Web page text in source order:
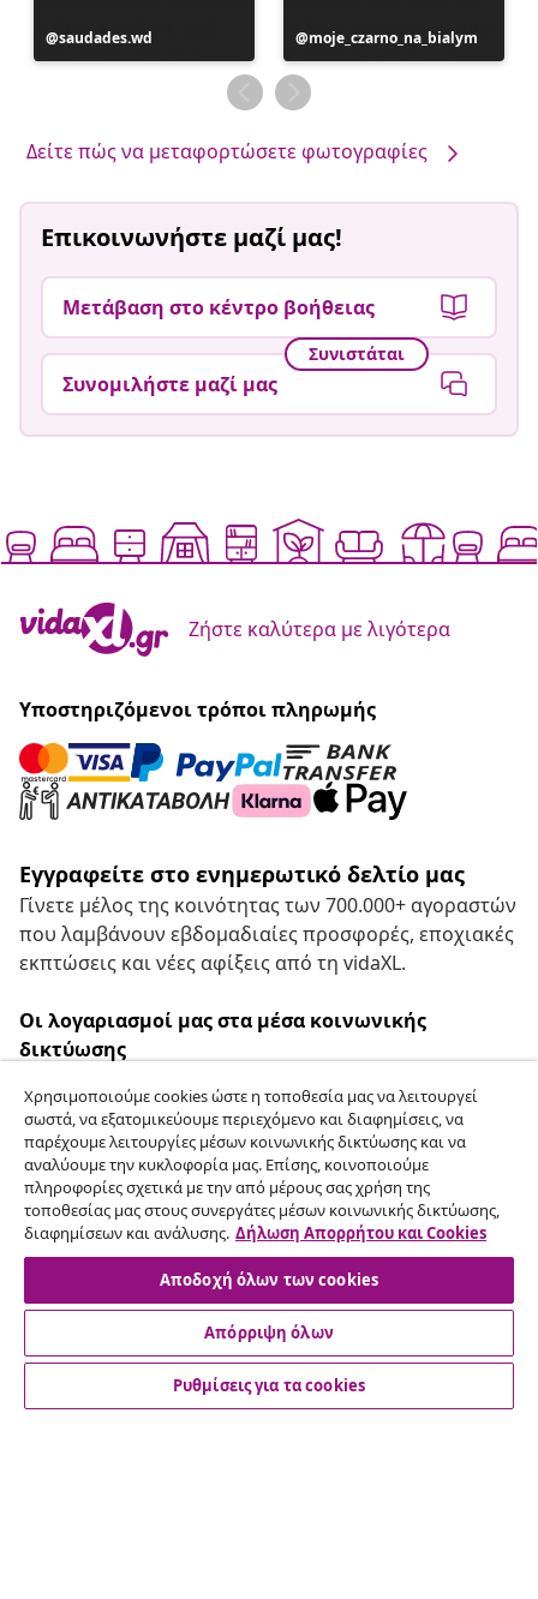
Η
ανάρτηση
saudades.wd
Η
ανάρτηση
δημοσιεύθηκε
από
moje_czarno_na_bialym
Δείτε πώς να μεταφορτώσετε φωτογραφίες
Επικοινωνήστε μαζί μας!
Μετάβαση στο κέντρο βοήθειας
Συνιστάται
Συνομιλήστε μαζί μας
Ζήστε καλύτερα με λιγότερα
Υποστηριζόμενοι τρόποι πληρωμής
Εγγραφείτε στο ενημερωτικό δελτίο μας
Γίνετε μέλος της κοινότητας των 700.000+ αγοραστών
που λαμβάνουν εβδομαδιαίες προσφορές, εποχιακές
εκπτώσεις και νέες αφίξεις από τη vidaXL.
Οι λογαριασμοί μας στα μέσα κοινωνικής
δικτύωσης
Υπαναχώρηση από τη σύμβαση
Υποβάλετε αίτημα υπαναχώρησης για την
παραγγελία σας.
Υπαναχώρηση από τη σύμβαση
Εξυπηρέτηση πελατών
Χρησιμοποιούμε cookies ώστε η τοποθεσία μας να λειτουργεί
σωστά, να εξατομικεύουμε περιεχόμενο και διαφημίσεις, να
παρέχουμε λειτουργίες μέσων κοινωνικής δικτύωσης και να
αναλύουμε την κυκλοφορία μας. Επίσης, κοινοποιούμε
πληροφορίες σχετικά με την από μέρους σας χρήση της
τοποθεσίας μας στους συνεργάτες μέσων κοινωνικής δικτύωσης,
διαφημίσεων και ανάλυσης. Δήλωση Απορρήτου και Cookies
Αποδοχή όλων των cookies
Απόρριψη όλων
Ρυθμίσεις για τα cookies